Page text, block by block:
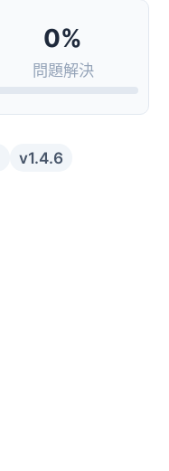
0%
問題解決
v1.4.6